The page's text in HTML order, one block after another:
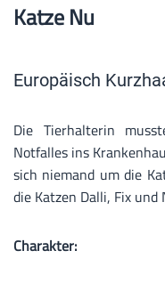
Katze Nu
Europäisch
Die Tierhalterin
Notfalles ins
sich niemand um die
die Katzen Dalli, Fix
Charakter: